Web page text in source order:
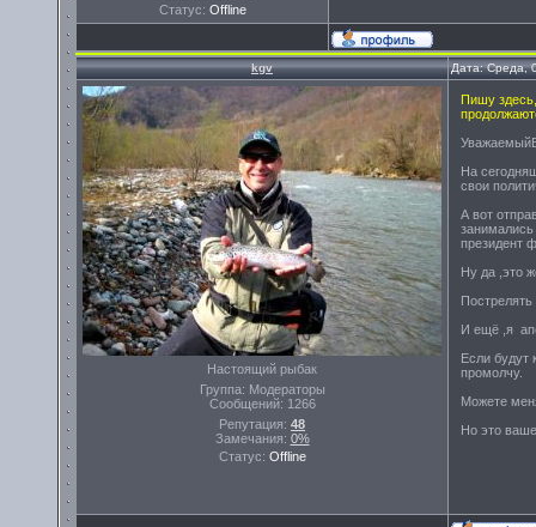
Статус: Offline
kgv Дата: Среда,
Настоящий рыбак
Группа: Модераторы
Сообщений: 1266
Репутация: 48
Замечания: 0%
Статус: Offline
Пишу
На
свои
А вот
занимались
президент
Ну да ,это
И ещё ,я
Если будут
промолчу.
Можете
Но это